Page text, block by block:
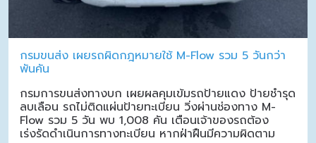
กรมขนส่ง เผยรถผิดกฎหมายใช้ M-Flow รวม 5 วันกว่า
พันคัน
กรมการขนส่งทางบก เผยผลคุมเข้มรถป้ายแดง ป้ายชำรุด
ลบเลือน รถไม่ติดแผ่นป้ายทะเบียน วิ่งผ่านช่องทาง M-
Flow รวม 5 วัน พบ 1,008 คัน เตือนเจ้าของรถต้อง
เร่งรัดดำเนินการทางทะเบียน หากฝ่าฝืนมีความผิดตาม